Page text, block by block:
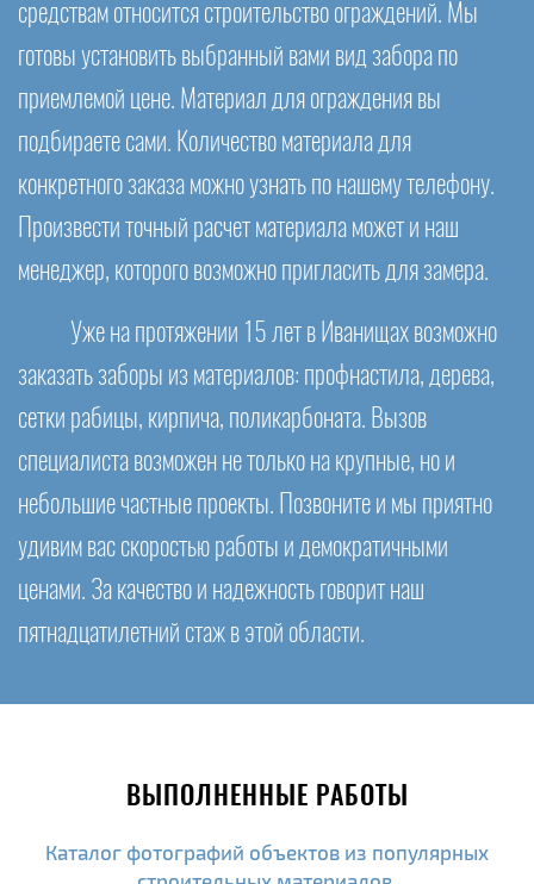
средствам относится строительство ограждений. Мы
готовы установить выбранный вами вид забора по
приемлемой цене. Материал для ограждения вы
подбираете сами. Количество материала для
конкретного заказа можно узнать по нашему телефону.
Произвести точный расчет материала может и наш
менеджер, которого возможно пригласить для замера.
Уже на протяжении 15 лет в Иванищах возможно
заказать заборы из материалов: профнастила, дерева,
сетки рабицы, кирпича, поликарбоната. Вызов
специалиста возможен не только на крупные, но и
небольшие частные проекты. Позвоните и мы приятно
удивим вас скоростью работы и демократичными
ценами. За качество и надежность говорит наш
пятнадцатилетний стаж в этой области.
ВЫПОЛНЕННЫЕ РАБОТЫ
Каталог фотографий объектов из популярных